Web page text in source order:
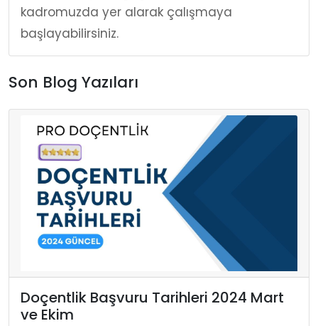
kadromuzda yer alarak çalışmaya
başlayabilirsiniz.
Son Blog Yazıları
Doçentlik Başvuru Tarihleri 2024 Mart
ve Ekim